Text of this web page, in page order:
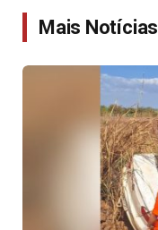
Mais Notícias